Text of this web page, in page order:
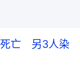
死亡 另3人染